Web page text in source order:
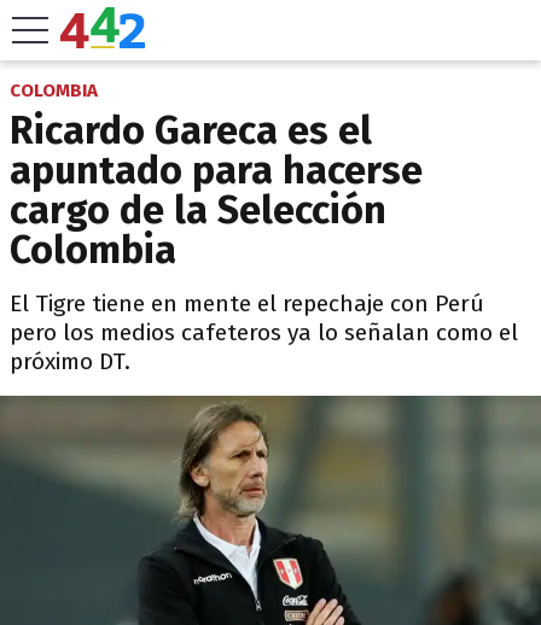
COLOMBIA
Ricardo Gareca es el
apuntado para hacerse
cargo de la Selección
Colombia
El Tigre tiene en mente el repechaje con Perú
pero los medios cafeteros ya lo señalan como el
próximo DT.